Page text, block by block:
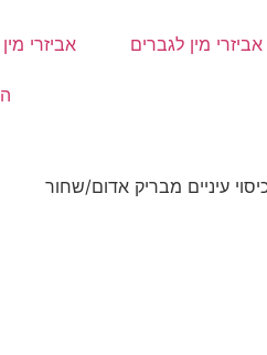
אביזרי מין לגברים אביזרי
עיניים מבריק אדום/שחור